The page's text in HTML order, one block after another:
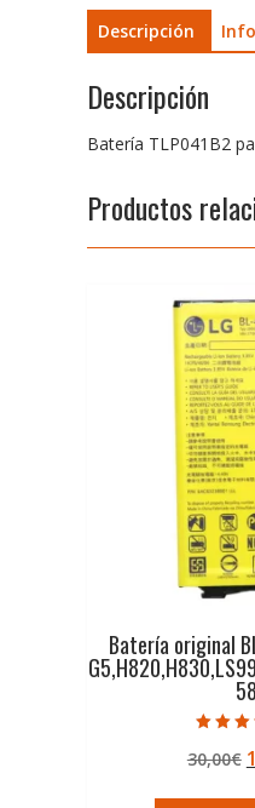
Descripción
Descripción
Batería TLP041B2
Productos
Batería original
58
de
30,00€